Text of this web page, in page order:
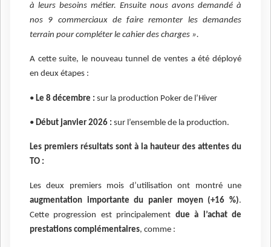
à leurs besoins métier. Ensuite nous avons demandé à
nos 9 commerciaux de faire remonter les demandes
terrain pour compléter le cahier des charges ».
A cette suite, le nouveau tunnel de ventes a été déployé
en deux étapes :
• Le 8 décembre : sur la production Poker de l’Hiver
• Début janvier 2026 : sur l’ensemble de la production.
Les premiers résultats sont à la hauteur des attentes du
TO :
Les deux premiers mois d’utilisation ont montré une
augmentation importante du panier moyen (+16 %).
Cette progression est principalement due à l’achat de
prestations complémentaires, comme :